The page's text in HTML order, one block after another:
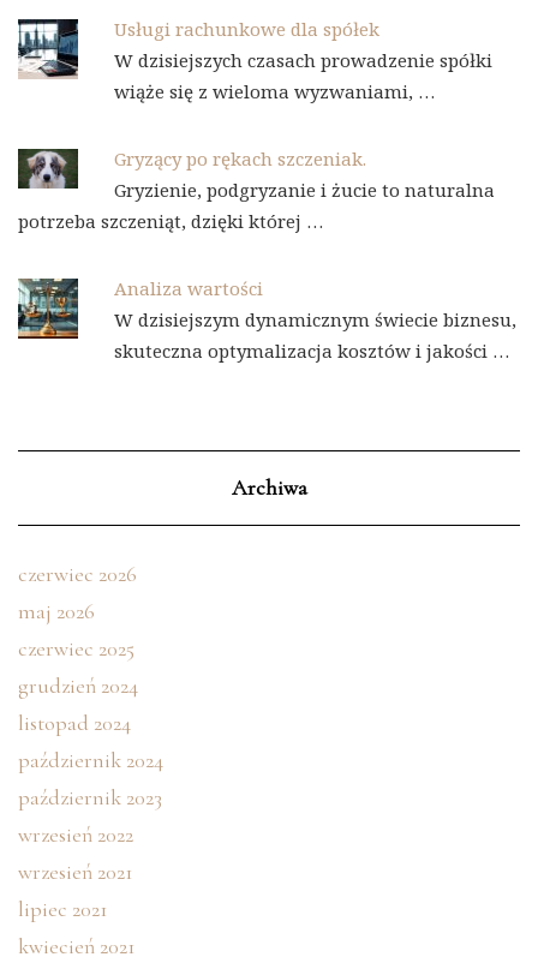
Usługi rachunkowe dla spółek
W dzisiejszych czasach prowadzenie spółki
wiąże się z wieloma wyzwaniami, …
Gryzący po rękach szczeniak.
Gryzienie, podgryzanie i żucie to naturalna
potrzeba szczeniąt, dzięki której …
Analiza wartości
W dzisiejszym dynamicznym świecie biznesu,
skuteczna optymalizacja kosztów i jakości …
Archiwa
czerwiec 2026
maj 2026
czerwiec 2025
grudzień 2024
listopad 2024
październik 2024
październik 2023
wrzesień 2022
wrzesień 2021
lipiec 2021
kwiecień 2021